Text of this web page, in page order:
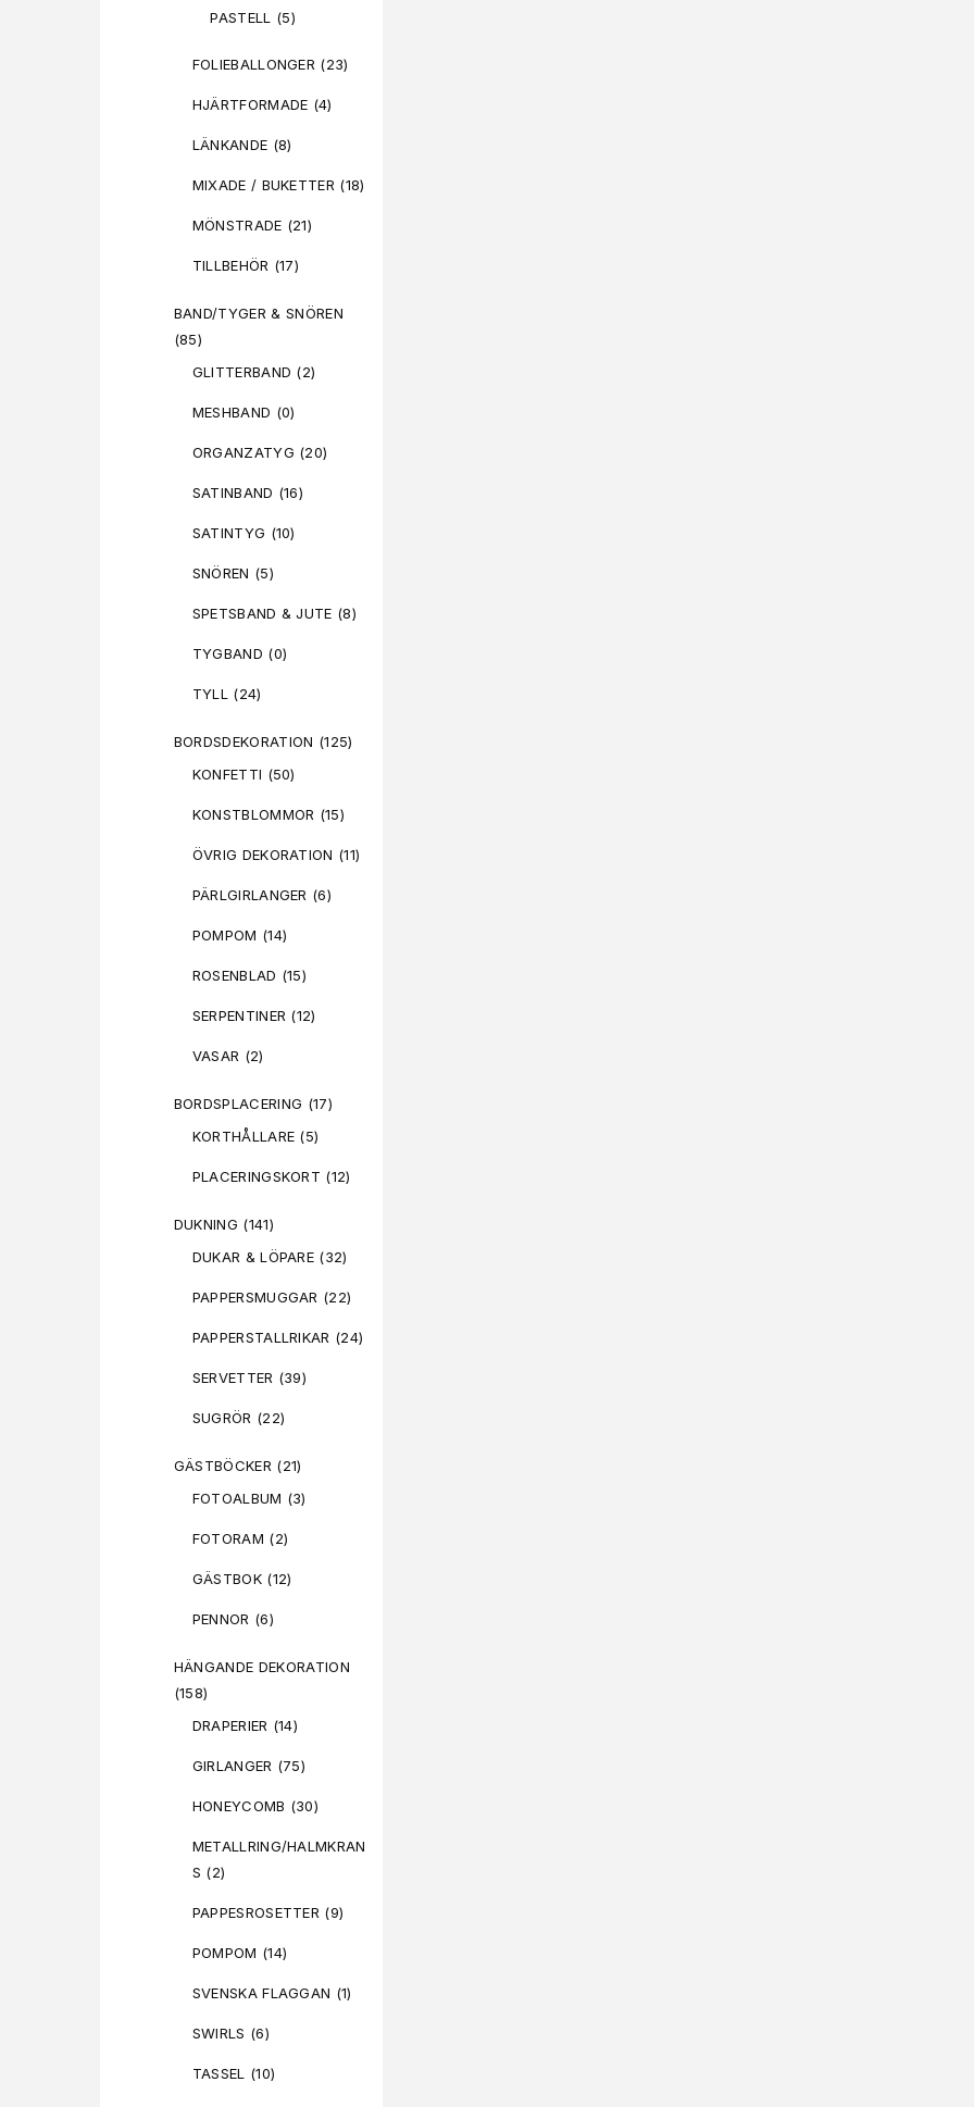
PASTELL (5)
FOLIEBALLONGER (23)
HJÄRTFORMADE (4)
LÄNKANDE (8)
MIXADE / BUKETTER (18)
MÖNSTRADE (21)
TILLBEHÖR (17)
BAND/TYGER & SNÖREN
(85)
GLITTERBAND (2)
MESHBAND (0)
ORGANZATYG (20)
SATINBAND (16)
SATINTYG (10)
SNÖREN (5)
SPETSBAND & JUTE (8)
TYGBAND (0)
TYLL (24)
BORDSDEKORATION (125)
KONFETTI (50)
KONSTBLOMMOR (15)
ÖVRIG DEKORATION (11)
PÄRLGIRLANGER (6)
POMPOM (14)
ROSENBLAD (15)
SERPENTINER (12)
VASAR (2)
BORDSPLACERING (17)
KORTHÅLLARE (5)
PLACERINGSKORT (12)
DUKNING (141)
DUKAR & LÖPARE (32)
PAPPERSMUGGAR (22)
PAPPERSTALLRIKAR (24)
SERVETTER (39)
SUGRÖR (22)
GÄSTBÖCKER (21)
FOTOALBUM (3)
FOTORAM (2)
GÄSTBOK (12)
PENNOR (6)
HÄNGANDE DEKORATION
(158)
DRAPERIER (14)
GIRLANGER (75)
HONEYCOMB (30)
METALLRING/HALMKRAN
S (2)
PAPPESROSETTER (9)
POMPOM (14)
SVENSKA FLAGGAN (1)
SWIRLS (6)
TASSEL (10)